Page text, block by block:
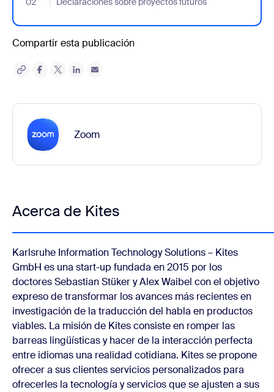
Compartir esta publicación
Zoom
Acerca de Kites
Karlsruhe Information Technology Solutions – Kites
GmbH es una start-up fundada en 2015 por los
doctores Sebastian Stüker y Alex Waibel con el objetivo
expreso de transformar los avances más recientes en
investigación de la traducción del habla en productos
viables. La misión de Kites consiste en romper las
barreas lingüísticas y hacer de la interacción perfecta
entre idiomas una realidad cotidiana. Kites se propone
ofrecer a sus clientes servicios personalizados para
ofrecerles la tecnología y servicios que se ajusten a sus